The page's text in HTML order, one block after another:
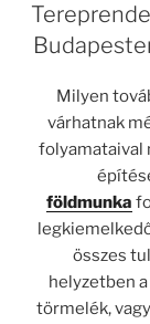
Milyen
várhatnak
folyamataival
földmunka
összes
helyzetben
törmelék,